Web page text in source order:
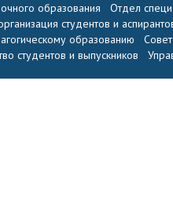
образования
Отдел
студентов и
образованию
студентов и выпускников